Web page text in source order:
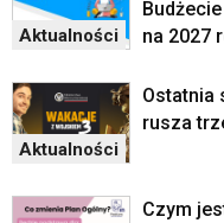
Aktualności
na 2027
Aktualności
Ostatnia
rusza
Czym